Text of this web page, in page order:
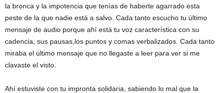
la bronca y la impotencia que tenías de haberte agarrado esta
peste de la que nadie está a salvo. Cada tanto escucho tu último
mensaje de audio porque ahí está tu voz característica con su
cadencia, sus pausas,los puntos y comas verbalizados. Cada tanto
miraba el último mensaje que no llegaste a leer para ver si me
clavaste el visto.
Ahí estuviste con tu impronta solidaria, sabiendo lo mal que la